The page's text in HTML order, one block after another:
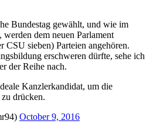
Bundestag gewählt, und wie im
dem neuen Parlament
CSU sieben) Parteien angehören.
erschweren dürfte, sehe ich
der Reihe nach.
Kanzlerkandidat, um die
drücken.
October 9, 2016